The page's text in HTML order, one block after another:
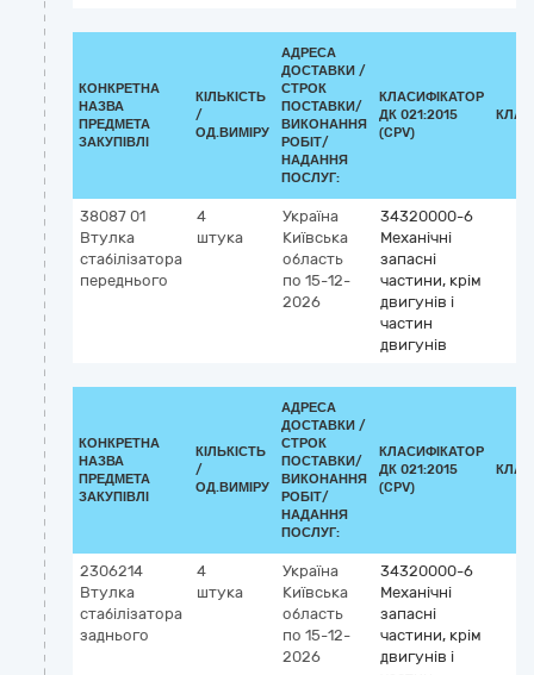
КОНКРЕТНА
НАЗВА
ПРЕДМЕТА
ЗАКУПІВЛІ
КІЛЬКІСТЬ
/
ОД.ВИМІРУ
АДРЕСА
ДОСТАВКИ /
СТРОК
ПОСТАВКИ/
ВИКОНАННЯ
РОБІТ/
НАДАННЯ
ПОСЛУГ:
КЛАСИФІКАТОР
ДК 021:2015
(CPV)
38087 01
Втулка
стабілізатора
переднього
4
штука
Україна
Київська
область
по 15-12-
2026
34320000-6
Механічні
запасні
частини, крім
двигунів і
частин
двигунів
КОНКРЕТНА
НАЗВА
ПРЕДМЕТА
ЗАКУПІВЛІ
КІЛЬКІСТЬ
/
ОД.ВИМІРУ
АДРЕСА
ДОСТАВКИ /
СТРОК
ПОСТАВКИ/
ВИКОНАННЯ
РОБІТ/
НАДАННЯ
ПОСЛУГ:
КЛАСИФІКАТОР
ДК 021:2015
(CPV)
2306214
Втулка
стабілізатора
заднього
4
штука
Україна
Київська
область
по 15-12-
2026
34320000-6
Механічні
запасні
частини, крім
двигунів і